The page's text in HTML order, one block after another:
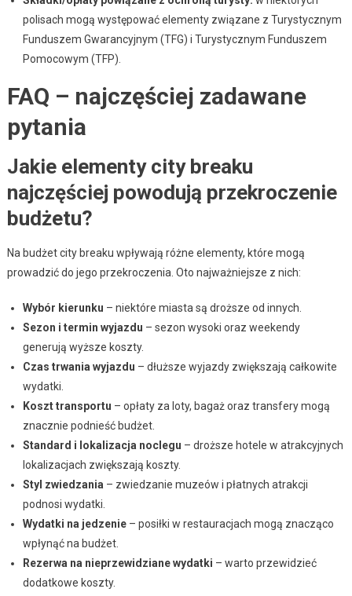
polisach mogą występować elementy związane z Turystycznym
Funduszem Gwarancyjnym (TFG) i Turystycznym Funduszem
Pomocowym (TFP).
FAQ – najczęściej zadawane
pytania
Jakie elementy city breaku
najczęściej powodują przekroczenie
budżetu?
Na budżet city breaku wpływają różne elementy, które mogą
prowadzić do jego przekroczenia. Oto najważniejsze z nich:
Wybór kierunku – niektóre miasta są droższe od innych.
Sezon i termin wyjazdu – sezon wysoki oraz weekendy
generują wyższe koszty.
Czas trwania wyjazdu – dłuższe wyjazdy zwiększają całkowite
wydatki.
Koszt transportu – opłaty za loty, bagaż oraz transfery mogą
znacznie podnieść budżet.
Standard i lokalizacja noclegu – droższe hotele w atrakcyjnych
lokalizacjach zwiększają koszty.
Styl zwiedzania – zwiedzanie muzeów i płatnych atrakcji
podnosi wydatki.
Wydatki na jedzenie– posiłki w restauracjach mogą znacząco
wpłynąć na budżet.
Rezerwa na nieprzewidziane wydatki – warto przewidzieć
dodatkowe koszty.